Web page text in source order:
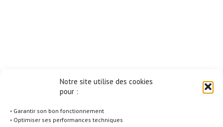
Notre site utilise des cookies
pour :
◦ Garantir son bon fonctionnement
◦ Optimiser ses performances techniques